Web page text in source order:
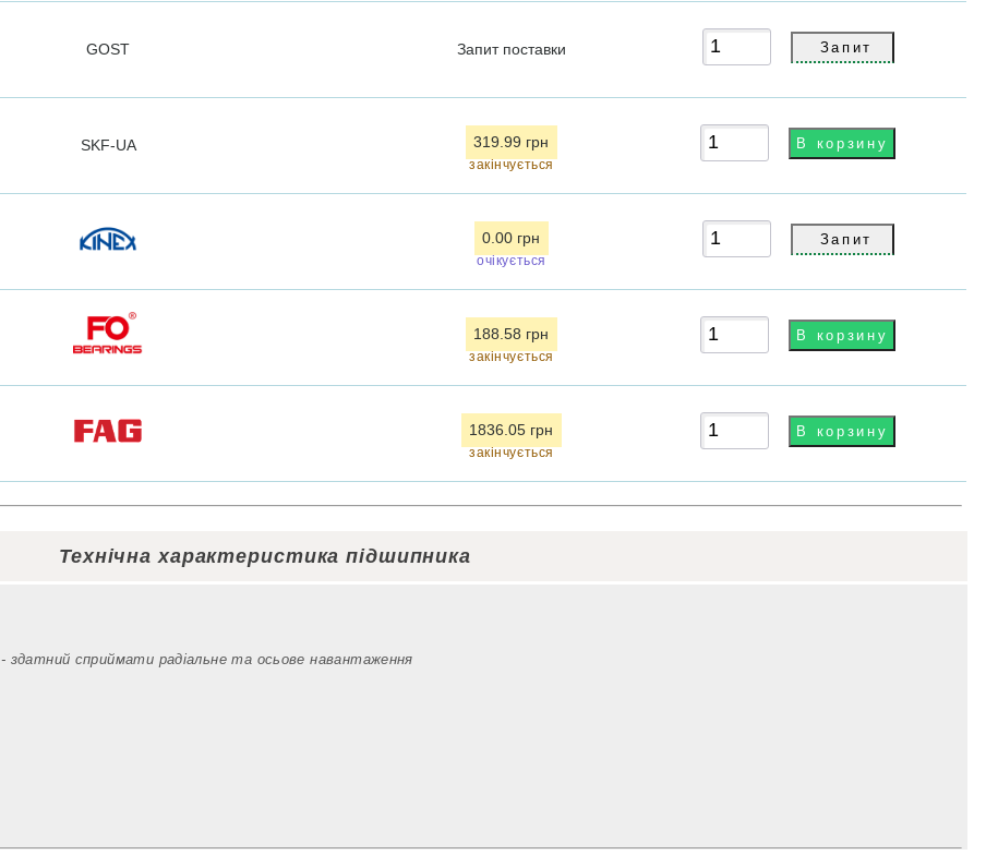
GOST Запит поставки
SKF-UA 319.99 грн
закінчується
0.00 грн
очікується
188.58 грн
закінчується
1836.05 грн
закінчується
Технічна характеристика підшипника
- здатний сприймати радіальне та осьове навантаження